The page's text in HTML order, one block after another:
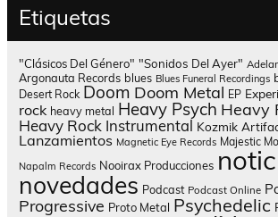
Etiquetas
"Clásicos Del Género" "Sonidos Del Ayer"
Argonauta Records blues Blues Funeral Recordings
Desert Rock Doom Doom Metal EP
rock heavy metal Heavy Psych Heavy
Heavy Rock Instrumental Kozmik
Lanzamientos Magnetic Eye Records Majestic
Napalm Records Nooirax Producciones
novedades Podcast Podcast Online
Progressive Proto Metal Psychedelic